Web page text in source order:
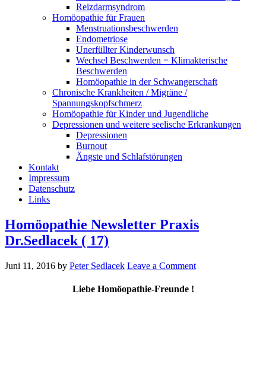
Reizdarmsyndrom
Homöopathie für Frauen
Menstruationsbeschwerden
Endometriose
Unerfüllter Kinderwunsch
Wechsel Beschwerden = Klimakterische
Beschwerden
Homöopathie in der Schwangerschaft
Chronische Krankheiten / Migräne /
Spannungskopfschmerz
Homöopathie für Kinder und Jugendliche
Depressionen und weitere seelische Erkrankungen
Depressionen
Burnout
Ängste und Schlafstörungen
Kontakt
Impressum
Datenschutz
Links
Homöopathie Newsletter Praxis
Dr.Sedlacek ( 17)
Juni 11, 2016 by Peter Sedlacek Leave a Comment
Liebe Homöopathie-Freunde !